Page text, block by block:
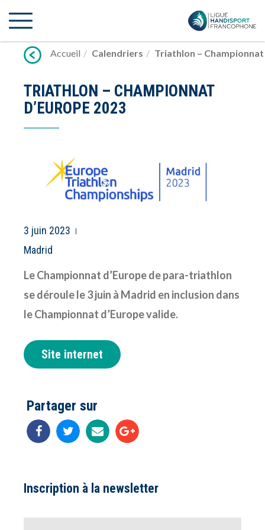
vers
Accueil
Calendriers Triathlon – Championnat
TRIATHLON – CHAMPIONNAT
D’EUROPE 2023
3 juin 2023
Madrid
Le Championnat d’Europe de para-triathlon
se déroule le 3 juin à Madrid en inclusion dans
le Championnat d’Europe valide.
Site internet
Partager sur
Inscription à la newsletter